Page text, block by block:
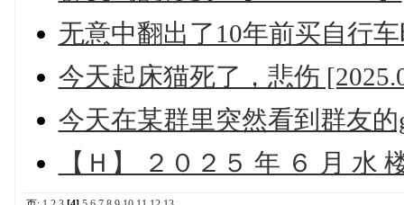
无意中翻出了10年前买自行
今天起床猫死了，悲伤
今天在某群里突然看到群友的
【Ｈ】 ２０２５ 年 ６ 月 水